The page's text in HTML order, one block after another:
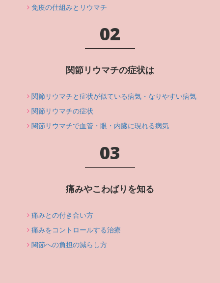
免疫の仕組みとリウマチ
02
関節リウマチの症状は
関節リウマチと症状が似ている病気・なりやすい病気
関節リウマチの症状
関節リウマチで血管・眼・内臓に現れる病気
03
痛みやこわばりを知る
痛みとの付き合い方
痛みをコントロールする治療
関節への負担の減らし方